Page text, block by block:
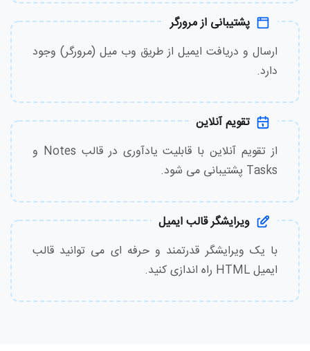
پشتیبانی از مرورگر
ارسال و دریافت ایمیل از طریق وب میل (مرورگر) وجود
دارد.
تقویم آنلاین
از تقویم آنلاین با قابلیت یادآوری در قالب Notes و
Tasks پشتیبانی می شود.
ویرایشگر قالب ایمیل
با یک ویرایشگر قدرتمند و حرفه ای می توانید قالب
ایمیل HTML راه اندازی کنید.